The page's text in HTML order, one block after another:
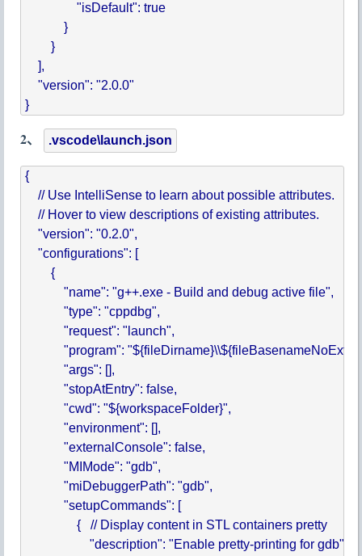
                "isDefault": true
            }
        }
    ],
    "version": "2.0.0"
2、 .vscode\launch.json
{
    // Use IntelliSense to learn about possible attributes.
    // Hover to view descriptions of existing attributes.
    "version": "0.2.0",
    "configurations": [
        {
            "name": "g++.exe - Build and debug active file",
            "type": "cppdbg",
            "request": "launch",
"program":
            "args": [],
            "stopAtEntry": false,
            "cwd": "${workspaceFolder}",
            "environment": [],
            "externalConsole": false,
            "MIMode": "gdb",
            "miDebuggerPath": "gdb",
            "setupCommands": [
                {   // Display content in STL containers pretty
                    "description": "Enable pretty-printing for gdb",